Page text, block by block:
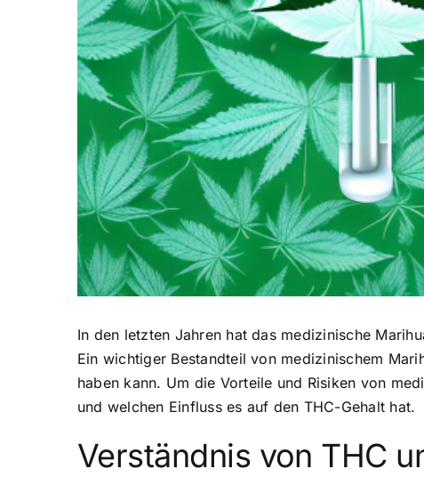
In den letzten Jahren hat das medizinische
Ein wichtiger Bestandteil von medizinischem
haben kann. Um die Vorteile und Risiken von
und welchen Einfluss es auf den THC-Gehalt hat.
Verständnis von THC